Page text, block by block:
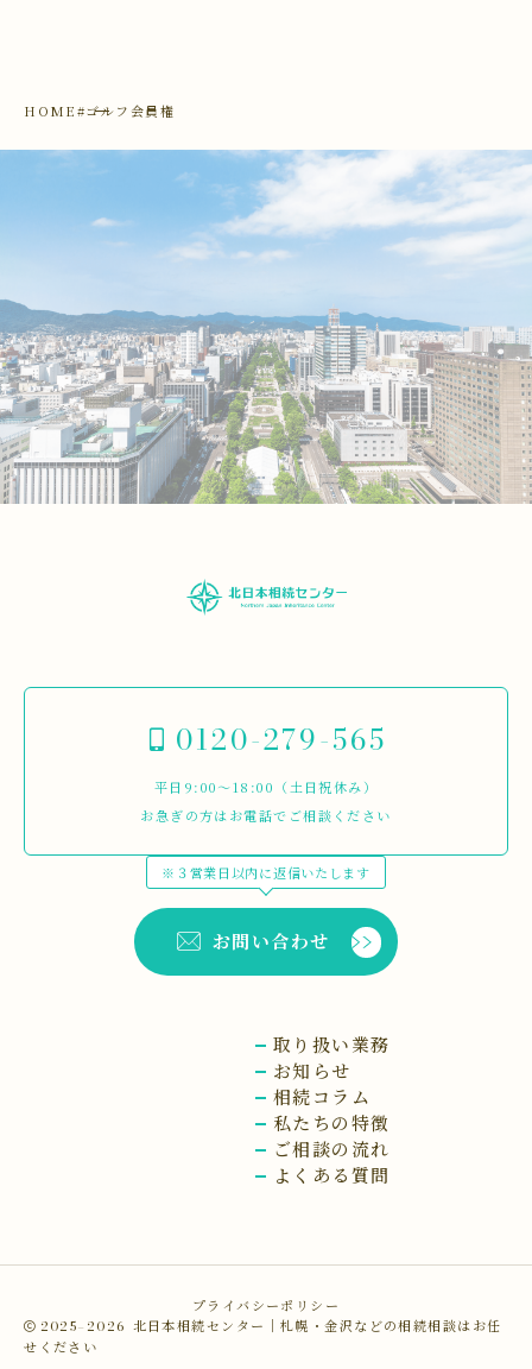
HOME#ゴルフ会員権
0120-279-565
平日9:00～18:00（土日祝休み）
お急ぎの方はお電話でご相談ください
※３営業日以内に返信いたします
お問い合わせ
取り扱い業務
お知らせ
相続コラム
私たちの特徴
ご相談の流れ
よくある質問
プライバシーポリシー
2025–2026 北日本相続センター｜札幌・金沢などの相続相談はお任
せください